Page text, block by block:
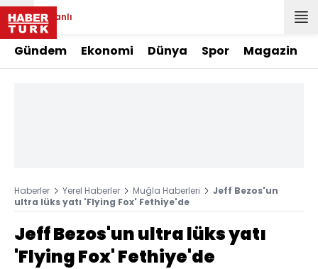
Canlı
Gündem Ekonomi Dünya Spor Magazin
Haberler Yerel Haberler Muğla Haberleri
Jeff Bezos'un
ultra lüks yatı 'Flying Fox' Fethiye'de
Jeff Bezos'un ultra lüks yatı
'Flying Fox' Fethiye'de